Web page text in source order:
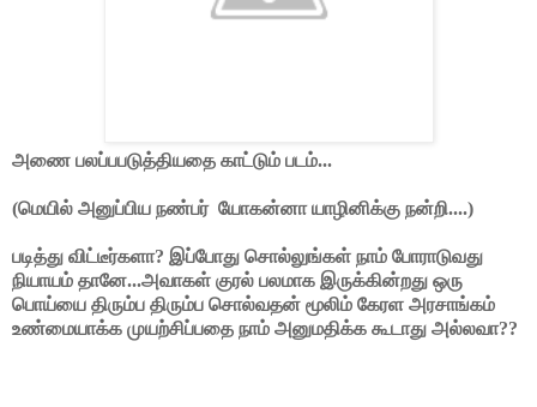
அணை பலப்பபடுத்தியதை காட்டும் படம்...
(மெயில் அனுப்பிய நண்பர் யோகன்னா யாழினிக்கு நன்றி....)
படித்து விட்டீர்களா? இப்போது சொல்லுங்கள் நாம் போராடுவது
நியாயம் தானே...அவாகள் குரல் பலமாக இருக்கின்றது ஒரு
பொய்யை திரும்ப திரும்ப சொல்வதன் மூலிம் கேரள அரசாங்கம்
உண்மையாக்க முயற்சிப்பதை நாம் அனுமதிக்க கூடாது அல்லவா??